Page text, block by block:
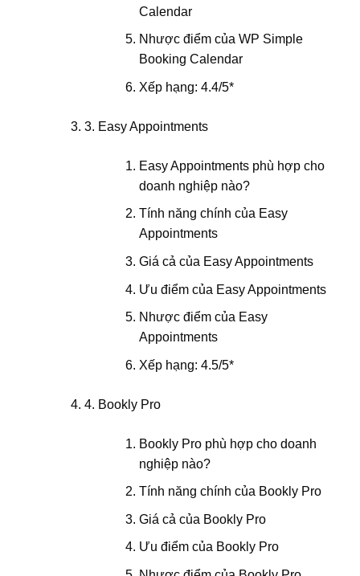
Calendar
Nhược điểm của WP Simple
Booking Calendar
Xếp hạng: 4.4/5*
3. Easy Appointments
Easy Appointments phù hợp cho
doanh nghiệp nào?
Tính năng chính của Easy
Appointments
Giá cả của Easy Appointments
Ưu điểm của Easy Appointments
Nhược điểm của Easy
Appointments
Xếp hạng: 4.5/5*
4. Bookly Pro
Bookly Pro phù hợp cho doanh
nghiệp nào?
Tính năng chính của Bookly Pro
Giá cả của Bookly Pro
Ưu điểm của Bookly Pro